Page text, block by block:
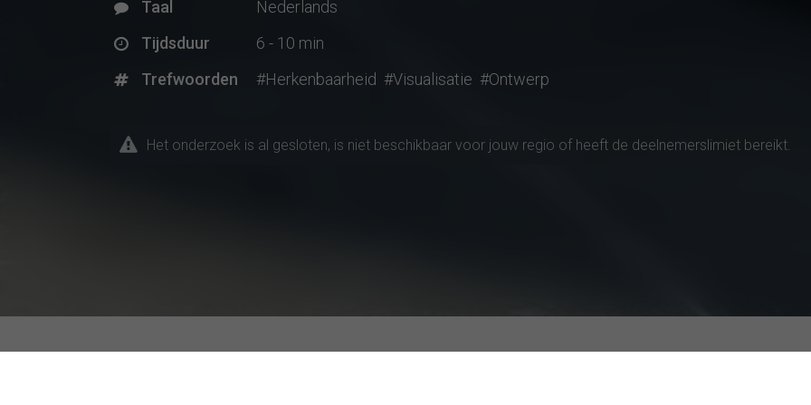
Taal
Nederlands
Tijdsduur
6 - 10 min
Trefwoorden
#Herkenbaarheid #Visualisatie #Ontwerp
Het onderzoek is al gesloten, is niet beschikbaar voor jouw regio of heeft de deelnemerslimiet bereikt.